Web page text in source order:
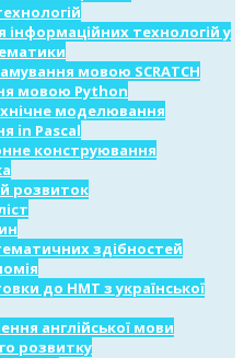
інформаційних технологій у
мовою SCRATCH
мовою Python
моделювання
in Pascal
конструювання
розвиток
здібностей
до НМТ з української
англійської мови
розвитку